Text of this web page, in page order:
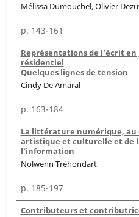
Mélissa Dumouchel, Olivier
p. 143-161
Représentations de l’écrit
résidentiel
Quelques lignes de tension
Cindy De Amaral
p. 163-184
La littérature numérique, au
artistique et culturelle et de
l’information
Nolwenn Tréhondart
p. 185-197
Contributeurs et